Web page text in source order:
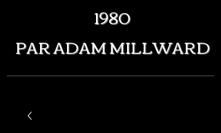
1980
PAR ADAM MILLWARD